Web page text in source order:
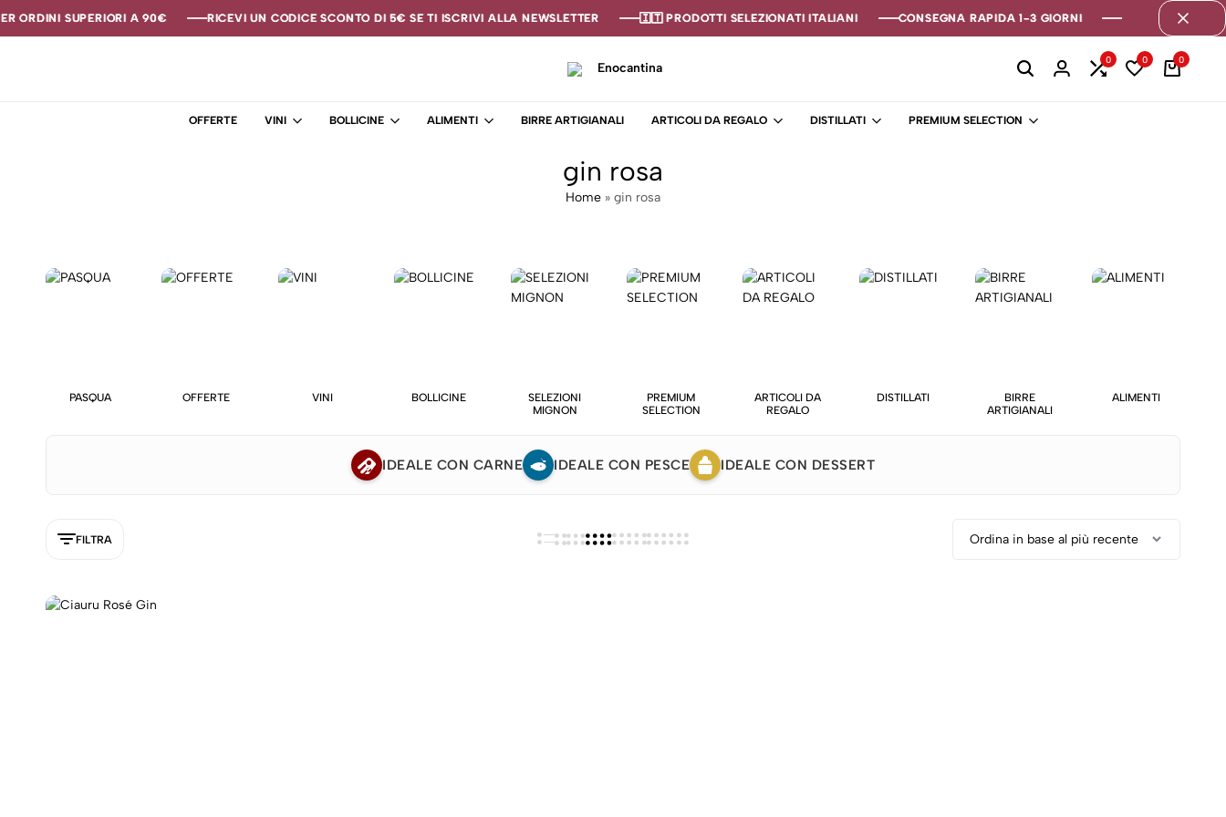
ORDINI SUPERIORI A 90€ RICEVI UN CODICE SCONTO DI 5€ SE TI ISCRIVI ALLA NEWSLETTER 🇮🇹 PRODOTTI SELEZIONATI ITALIANI CONSEGNA RAPIDA 1-3 GIORNI
ORDINI SUPERIORI A 90€ RICEVI UN CODICE SCONTO DI 5€ SE TI ISCRIVI ALLA NEWSLETTER 🇮🇹 PRODOTTI SELEZIONATI ITALIANI CONSEGNA RAPIDA 1-3 GIORNI
ORDINI SUPERIORI A 90€ RICEVI UN CODICE SCONTO DI 5€ SE TI ISCRIVI ALLA NEWSLETTER 🇮🇹 PRODOTTI SELEZIONATI ITALIANI CONSEGNA RAPIDA 1-3 GIORNI
cantina
–
Enoteca
0 0 0
OFFERTE VINI BOLLICINE ALIMENTI BIRRE ARTIGIANALI ARTICOLI DA REGALO DISTILLATI PREMIUM SELECTION
gin rosa
Home » gin rosa
PASQUA OFFERTE VINI BOLLICINE
SELEZIONI
MIGNON
PREMIUM
SELECTION
ARTICOLI DA
REGALO
DISTILLATI
BIRRE
ARTIGIANALI
ALIMENTI
IDEALE CON CARNE IDEALE CON PESCE IDEALE CON DESSERT
FILTRA